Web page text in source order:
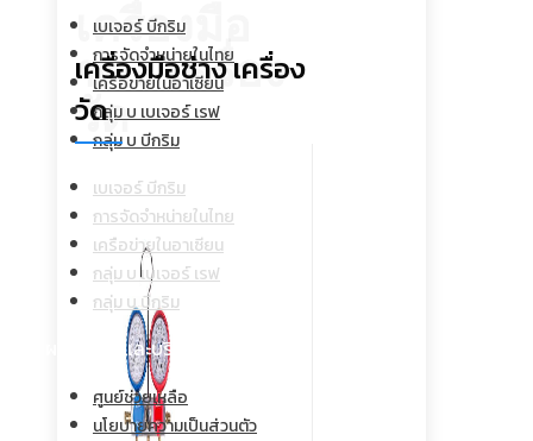
เครื่องมือ
ช่าง เครื่อง
วัด
เครื่องมือช่าง เครื่อง
วัด
เบเจอร์ บีกริม
การจัดจำหน่ายในไทย
เครือข่ายในอาเซียน
กลุ่ม บ เบเจอร์ เรฟ
กลุ่ม บ บีกริม
เบเจอร์ บีกริม
การจัดจำหน่ายในไทย
เครือข่ายในอาเซียน
กลุ่ม บ เบเจอร์ เรฟ
กลุ่ม บ บีกริม
ผลิตภัณฑ์และบริการ
ศูนย์ช่วยเหลือ
นโยบายความเป็นส่วนตัว